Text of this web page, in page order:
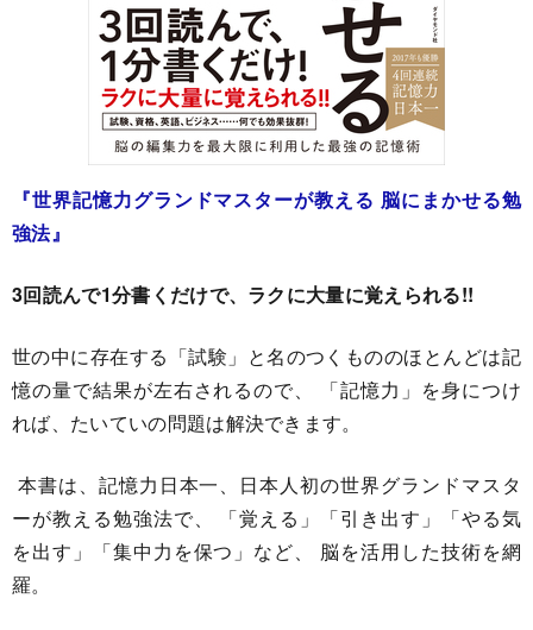
『世界記憶力グランドマスターが教える 脳にまかせる勉
強法』
3回読んで1分書くだけで、ラクに大量に覚えられる!!
世の中に存在する「試験」と名のつくもののほとんどは記
憶の量で結果が左右されるので、 「記憶力」を身につけ
れば、たいていの問題は解決できます。
本書は、記憶力日本一、日本人初の世界グランドマスタ
ーが教える勉強法で、 「覚える」「引き出す」「やる気
を出す」「集中力を保つ」など、 脳を活用した技術を網
羅。